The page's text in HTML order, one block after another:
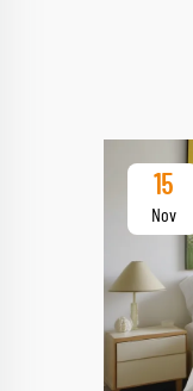
15
Nov